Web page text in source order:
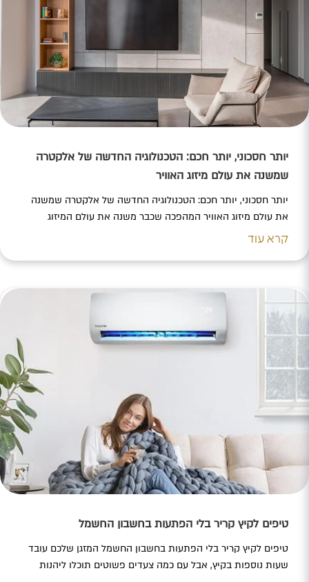
יותר חסכוני, יותר חכם: הטכנולוגיה החדשה של אלקטרה
שמשנה את עולם מיזוג האוויר
יותר חסכוני, יותר חכם: הטכנולוגיה החדשה של אלקטרה שמשנה
את עולם מיזוג האוויר המהפכה שכבר משנה את עולם המיזוג
באירופה מגיעה גם לבתים בישראל – חברת אלקטרה מובילה את
המתקדמת, שכבר מסמנת את הכיוון שאליו צועד השוק העולמי.
קרא עוד
טיפים לקיץ קריר בלי הפתעות בחשבון החשמל
טיפים לקיץ קריר בלי הפתעות בחשבון החשמל המזגן שלכם עובד
שעות נוספות בקיץ, אבל עם כמה צעדים פשוטים תוכלו ליהנות